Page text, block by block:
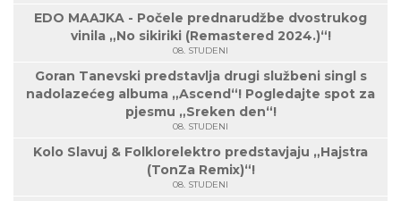
EDO MAAJKA - Počele prednarudžbe dvostrukog
vinila „No sikiriki (Remastered 2024.)“!
08. STUDENI
Goran Tanevski predstavlja drugi službeni singl s
nadolazećeg albuma „Ascend“! Pogledajte spot za
pjesmu „Sreken den“!
08. STUDENI
Kolo Slavuj & Folklorelektro predstavjaju „Hajstra
(TonZa Remix)“!
08. STUDENI